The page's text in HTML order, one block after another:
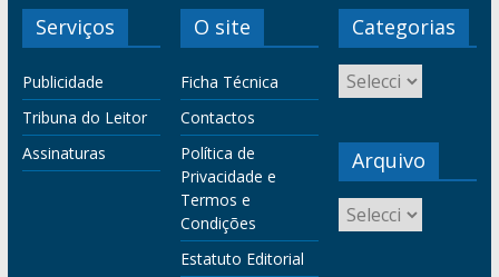
Serviços
Publicidade
Tribuna do Leitor
Assinaturas
O site
Ficha Técnica
Contactos
Política de
Privacidade e
Termos e
Condições
Estatuto Editorial
Categorias
Arquivo